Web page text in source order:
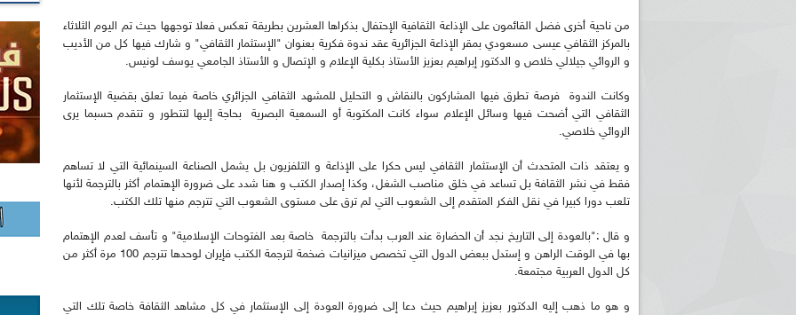
من ناحية أخرى فضل القائمون على الإذاعة الثقافية الإحتفال بذكراها العشرين بطريقة تعكس فعلا توجهها حيث تم اليوم الثلاثاء
بالمركز الثقافي عيسى مسعودي بمقر الإذاعة الجزائرية عقد ندوة فكرية بعنوان "الإستثمار الثقافي" و شارك فيها كل من الأديب
و الروائي جيلالي خلاص و الدكتور إبراهيم بعزيز الأستاذ بكلية الإعلام و الإتصال و الأستاذ الجامعي يوسف لونيس.
وكانت الندوة فرصة تطرق فيها المشاركون بالنقاش و التحليل للمشهد الثقافي الجزائري خاصة فيما تعلق بقضية الإستثمار
الثقافي التي أضحت فيها وسائل الإعلام سواء كانت المكتوبة أو السمعية البصرية بحاجة إليها لتتطور و تتقدم حسبما يرى
الروائي خلاصي.
و يعتقد ذات المتحدث أن الإستثمار الثقافي ليس حكرا على الإذاعة و التلفزيون بل يشمل الصناعة السينمائية التي لا تساهم
فقط في نشر الثقافة بل تساعد في خلق مناصب الشغل، وكذا إصدار الكتب و هنا شدد على ضرورة الإهتمام أكثر بالترجمة لأنها
تلعب دورا كبيرا في نقل الفكر المتقدم إلى الشعوب التي لم ترق على مستوى الشعوب التي تترجم منها تلك الكتب.
و قال :"بالعودة إلى التاريخ نجد أن الحضارة عند العرب بدأت بالترجمة خاصة بعد الفتوحات الإسلامية" و تأسف لعدم الإهتمام
بها في الوقت الراهن و إستدل ببعض الدول التي تخصص ميزانيات ضخمة لترجمة الكتب فإيران لوحدها تترجم 100 مرة أكثر من
كل الدول العربية مجتمعة.
و هو ما ذهب إليه الدكتور بعزيز إبراهيم حيث دعا إلى ضرورة العودة إلى الإستثمار في كل مشاهد الثقافة خاصة تلك التي